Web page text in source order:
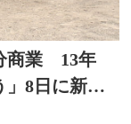
商業 13年
」8日に新潟